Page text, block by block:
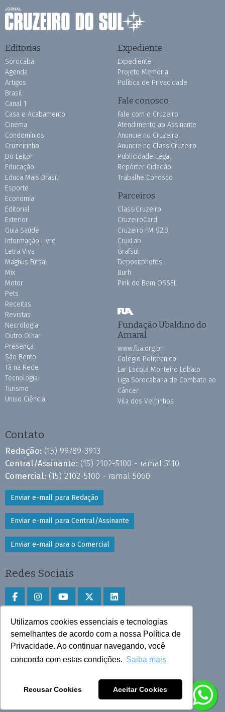
Utilizamos cookies essenciais e tecnologias
semelhantes de acordo com a nossa Política de
Privacidade. Ao continuar navegando, você
concorda com estas condições. Saiba mais
Recusar Cookies Aceitar Cookies
Editorias
Sorocaba
Agenda
Artigos
Brasil
Canal 1
Casa e Acabamento
Cinema
Condomínios
Cruzeirinho
Do Leitor
Educação
Educa Mais Brasil
Esporte
Economia
Editorial
Exterior
Guia Saúde
Informação Livre
Letra Viva
Magnus Futsal
Mix
Motor
Pets
Receitas
Revistas
Necrologia
Outro Olhar
Presença
São Bento
Tá na Rede
Tecnologia
Turismo
Uniso Ciência
Expediente
Expediente
Projeto Memória
Política de Privacidade
Fale conosco
Fale com o Cruzeiro
Atendimento ao Assinante
Anuncie no Cruzeiro
Anuncie no ClassiCruzeiro
Publicidade Legal
Repórter Cidadão
Trabalhe Conosco
Parceiros
ClassiCruzeiro
CruzeiroCard
Cruzeiro FM 92.3
CruxLab
Grafsul
Depositphotos
Burh
Pink do Bem OSSEL
Fundação Ubaldino do
Amaral
www.fua.org.br
Colégio Politécnico
Lar Escola Monteiro Lobato
Liga Sorocabana de Combate ao
Câncer
Vila dos Velhinhos
Contato
Redação: (15) 99789-3913
Central/Assinante: (15) 2102-5100 - ramal 5110
Comercial: (15) 2102-5100 - ramal 5060
Enviar e-mail para Redação
Enviar e-mail para Central/Assinante
Enviar e-mail para o Comercial
Redes Sociais
Faça download do aplicativo
Play Store e App Store
Todos os direitos reservados © 2025 Cruzeiro do Sul